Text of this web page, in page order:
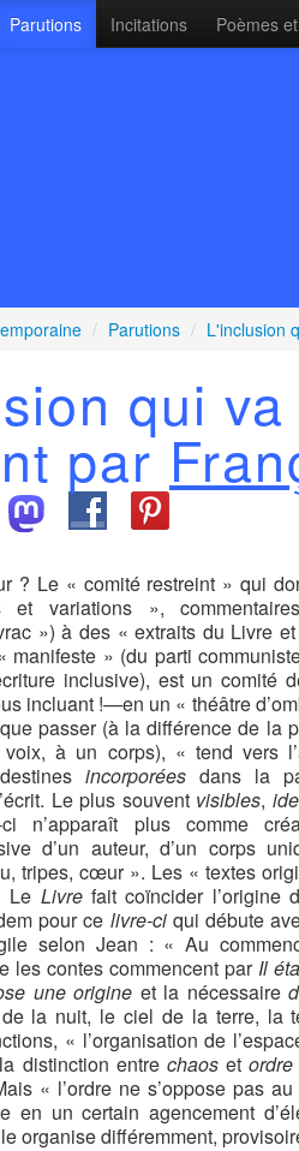
Parutions Incitations Poèmes
/ Parutions / L'inclusion
qui
par
? Le « comité restreint » qui
et variations »,
») à des « extraits du Livre et
manifeste » (du parti
inclusive), est un comité
incluant !—en un « théâtre
passer (à la différence de la
à un corps), « tend vers
incorporéesdans la
Le plus souvent visibles,
n’apparaît plus comme
d’un auteur, d’un corps
tripes, cœur ». Les « textes
Le Livrefait coïncider l’origine
pour ce livre-ci qui débute
selon Jean : « Au
les contes commencent par Il
une origine et la nécessaire
la nuit, le ciel de la terre, la
« l’organisation de
distinction entre chaos etordre
« l’ordre ne s’oppose pas
en un certain agencement
organise différemment,